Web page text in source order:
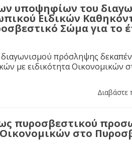
υποψηφίων του
Ειδικών
Σώμα για το
πρόσληψης
με ειδικότητα Οικονομικών
Διαβάστε
πυροσβεστικού
στο